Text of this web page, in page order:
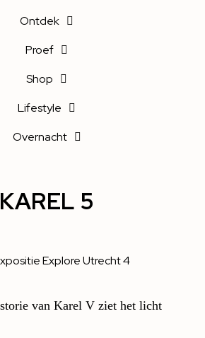
Ontdek
Proef
Shop
Lifestyle
Overnacht
KAREL 5
van Karel V ziet het licht